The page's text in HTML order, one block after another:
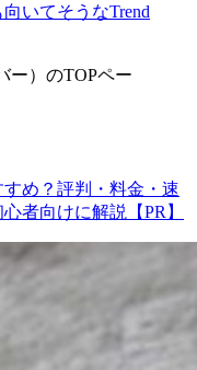
いてそうなTrend
め？評判・料金・速
者向けに解説【PR】